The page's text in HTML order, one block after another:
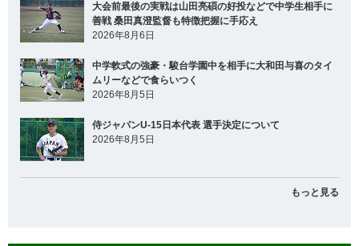
大会前最後の実戦は山田亮碩の好投などで中学生相手に
善戦 桑田真澄監督も特徴把握に手応え
2026年8月6日
中学軟式の強豪・駿台学園中を相手に大和田与喜のタイ
ムリーなどで食らいつく
2026年8月5日
侍ジャパンU-15日本代表 選手決定について
2026年8月5日
もっと見る